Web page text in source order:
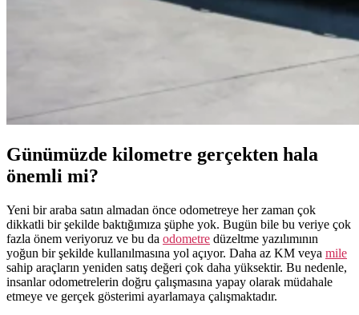
Günümüzde kilometre gerçekten hala
önemli mi?
Yeni bir araba satın almadan önce odometreye her zaman çok
dikkatli bir şekilde baktığımıza şüphe yok. Bugün bile bu veriye çok
fazla önem veriyoruz ve bu da odometre düzeltme yazılımının
yoğun bir şekilde kullanılmasına yol açıyor. Daha az KM veya mile
sahip araçların yeniden satış değeri çok daha yüksektir. Bu nedenle,
insanlar odometrelerin doğru çalışmasına yapay olarak müdahale
etmeye ve gerçek gösterimi ayarlamaya çalışmaktadır.